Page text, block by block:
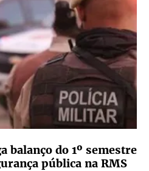
balanço do 1º semestre
pública na RMS